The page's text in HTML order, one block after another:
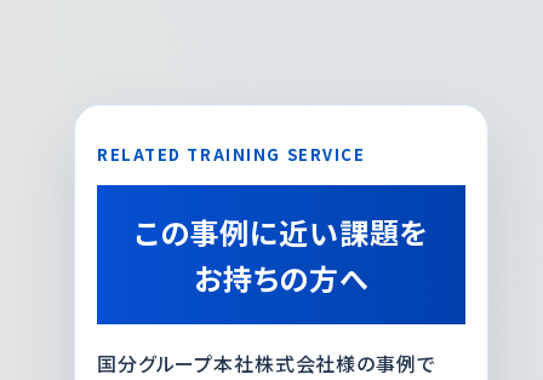
RELATED TRAINING SERVICE
この事例に近い課題を
お持ちの方へ
国分グループ本社株式会社様の事例で